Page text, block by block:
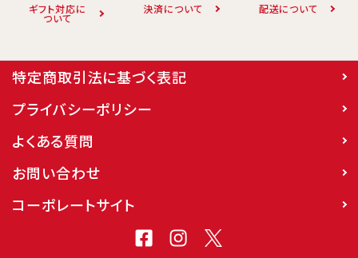
ギフト対応に
ついて
決済について 配送について
特定商取引法に基づく表記
プライバシーポリシー
よくある質問
お問い合わせ
コーポレートサイト